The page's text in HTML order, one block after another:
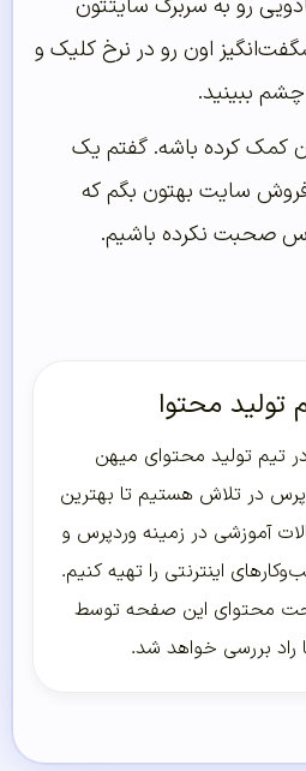
اون رو در نرخ کلیک و
چشم ببینید.
کمک کرده باشه. گفتم یک
سایت بهتون بگم که
صحبت نکرده باشیم.
تولید محتوا
تیم تولید محتوای میهن
در تلاش هستیم تا بهترین
آموزشی در زمینه وردپرس و
اینترنتی را تهیه کنیم.
محتوای این صفحه توسط
راد بررسی خواهد شد.